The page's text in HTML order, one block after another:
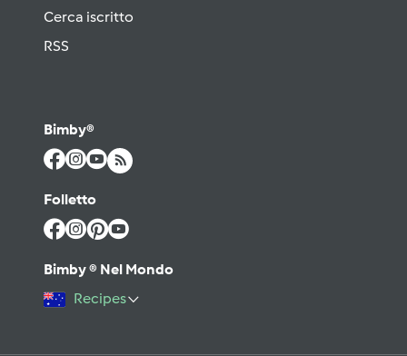
Cerca iscritto
RSS
Bimby®
Folletto
Bimby ® Nel Mondo
Recipes